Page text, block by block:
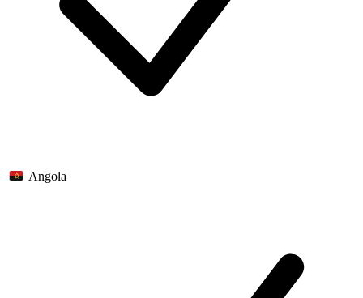
Angola